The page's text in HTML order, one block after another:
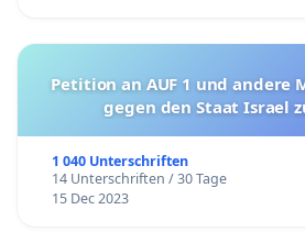
Petition an AUF 1 und andere
gegen den Staat Israel
1 040 Unterschriften
14 Unterschriften / 30 Tage
15 Dec 2023